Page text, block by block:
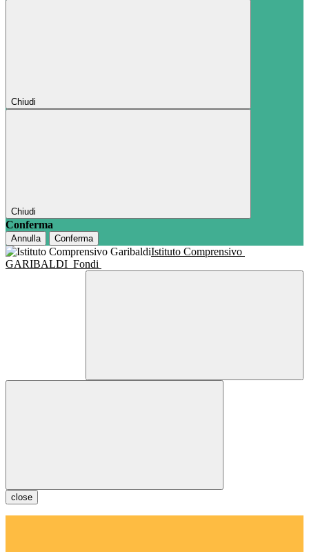
Chiudi
Chiudi
Conferma
Annulla Conferma
Istituto Comprensivo
GARIBALDI Fondi
close